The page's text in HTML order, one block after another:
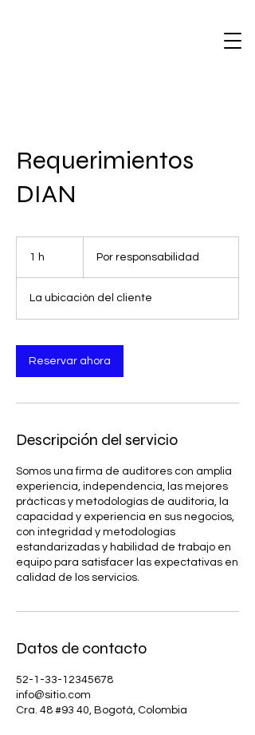
Requerimientos
DIAN
1 h Por responsabilidad
La ubicación del cliente
Reservar ahora
Descripción del servicio
Somos una firma de auditores con amplia
experiencia, independencia, las mejores
prácticas y metodologías de auditoria, la
capacidad y experiencia en sus negocios,
con integridad y metodologías
estandarizadas y habilidad de trabajo en
equipo para satisfacer las expectativas en
calidad de los servicios.
Datos de contacto
52-1-33-12345678
info@sitio.com
Cra. 48 #93 40, Bogotá, Colombia